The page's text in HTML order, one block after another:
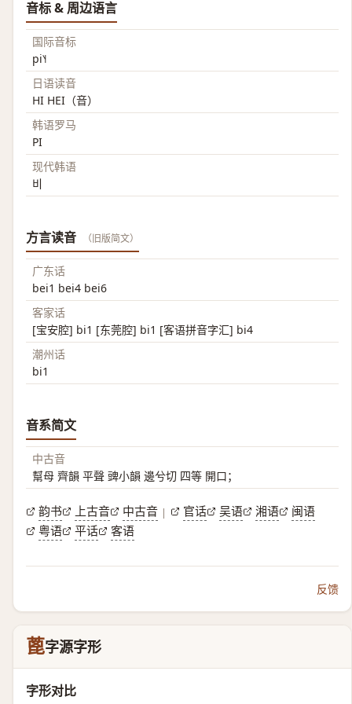
音标 & 周边语言
国际音标
pi˥˧
日语读音
HI HEI（音）
韩语罗马
PI
现代韩语
비
方言读音 （旧版简文）
广东话
bei1 bei4 bei6
客家话
[宝安腔] bi1 [东莞腔] bi1 [客语拼音字汇] bi4
潮州话
bi1
音系简文
中古音
幫母 齊韻 平聲 豍小韻 邊兮切 四等 開口；
韵书 上古音 中古音 | 官话 吴语 湘语
闽语
粤语
平话 客语
反馈
蓖字源字形
字形对比